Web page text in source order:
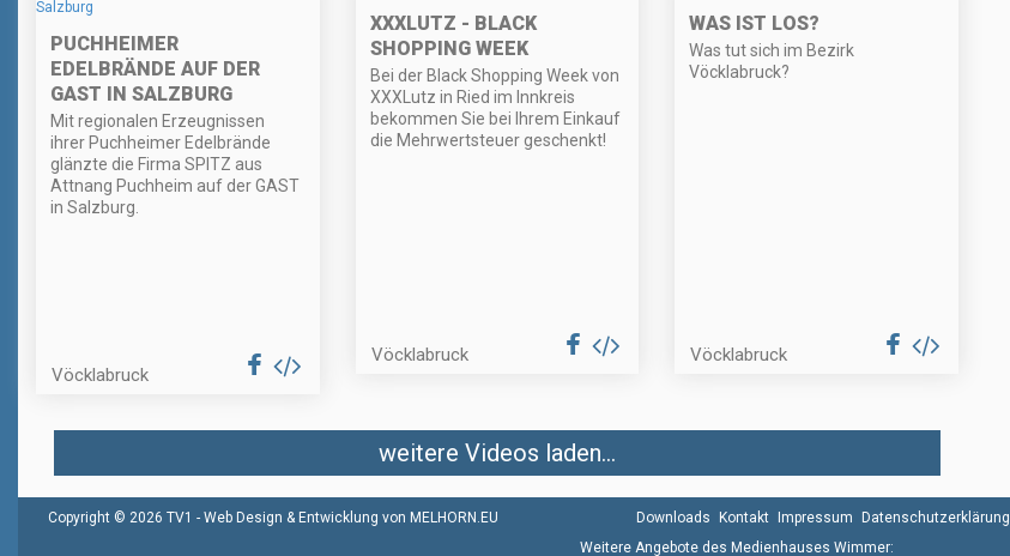
PUCHHEIMER
EDELBRÄNDE AUF DER
GAST IN SALZBURG
Mit regionalen Erzeugnissen
ihrer Puchheimer Edelbrände
glänzte die Firma SPITZ aus
Attnang Puchheim auf der GAST
in Salzburg.
Vöcklabruck
XXXLUTZ - BLACK
SHOPPING WEEK
Bei der Black Shopping Week von
XXXLutz in Ried im Innkreis
bekommen Sie bei Ihrem Einkauf
die Mehrwertsteuer geschenkt!
Vöcklabruck
WAS IST LOS?
Was tut sich im Bezirk
Vöcklabruck?
Vöcklabruck
weitere Videos laden...
Copyright © 2026 TV1 - Web Design & Entwicklung von MELHORN.EU Downloads Kontakt Impressum Datenschutzerklärung
Weitere Angebote des Medienhauses Wimmer: